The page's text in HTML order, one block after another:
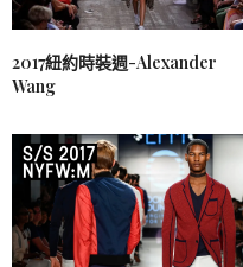
2017紐約時裝週-Alexander
Wang